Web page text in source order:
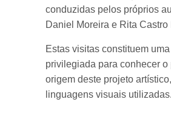
conduzidas pelos próprios
Daniel Moreira e Rita Castro
Estas visitas constituem
privilegiada para conhecer
origem deste projeto
linguagens visuais